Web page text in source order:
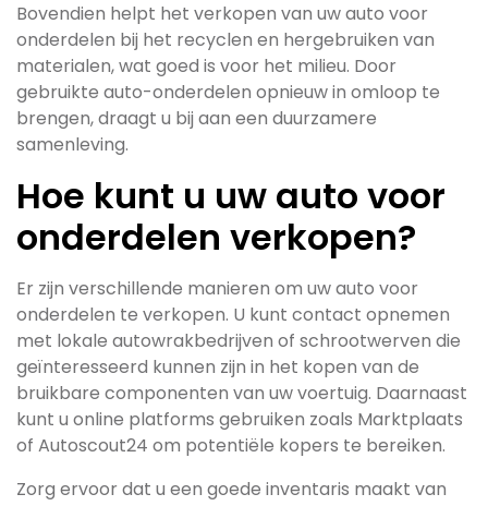
Bovendien helpt het verkopen van uw auto voor
onderdelen bij het recyclen en hergebruiken van
materialen, wat goed is voor het milieu. Door
gebruikte auto-onderdelen opnieuw in omloop te
brengen, draagt u bij aan een duurzamere
samenleving.
Hoe kunt u uw auto voor
onderdelen verkopen?
Er zijn verschillende manieren om uw auto voor
onderdelen te verkopen. U kunt contact opnemen
met lokale autowrakbedrijven of schrootwerven die
geïnteresseerd kunnen zijn in het kopen van de
bruikbare componenten van uw voertuig. Daarnaast
kunt u online platforms gebruiken zoals Marktplaats
of Autoscout24 om potentiële kopers te bereiken.
Zorg ervoor dat u een goede inventaris maakt van